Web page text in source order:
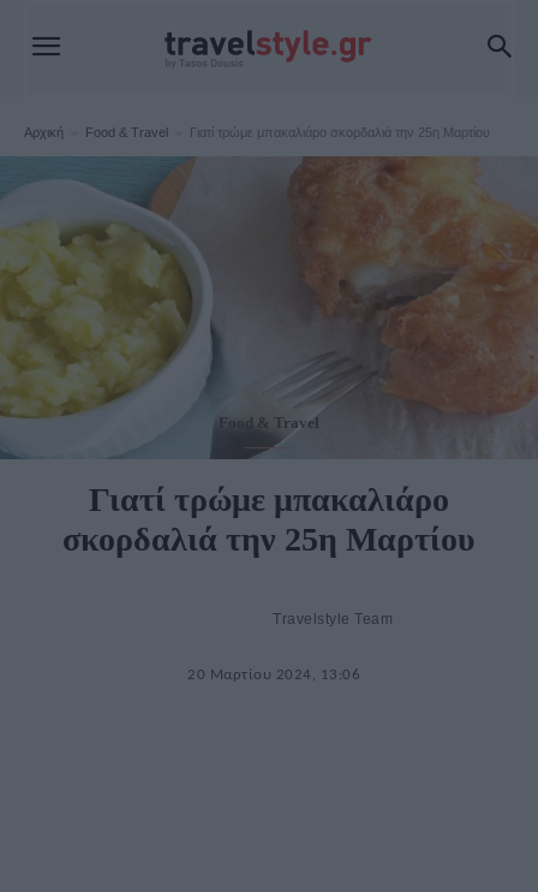
Αρχική Food & Travel Γιατί τρώμε μπακαλιάρο σκορδαλιά την 25η Μαρτίου
Food & Travel
Γιατί τρώμε μπακαλιάρο
σκορδαλιά την 25η Μαρτίου
Travelstyle Team
20 Μαρτίου 2024, 13:06